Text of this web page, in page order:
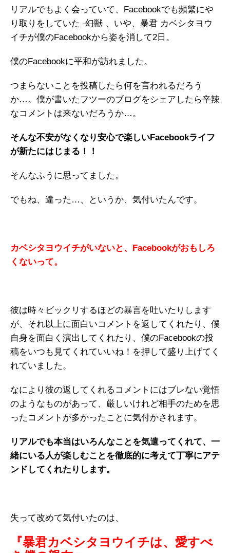
リアルでもよく会っていて、Facebookでも頻繁にや
り取りをしていた 幻獣 、いや、暴君 カベシタヨウ
イチが僕のFacebookから姿を消して2日。
僕のFacebookに平和が訪れました。
つまらないことを投稿したら何を言われるだろう
か…。僕が書いたフツーのブログをシェアしたら辛辣
なコメントは来ないだろうか…。
そんな不安がなくなり安心で楽しいFacebookライフ
が新たにはじまる！！
そんなふうに思ってました。
でもね、違った…、というか、気付いたんです。
カベシタヨウイチがいないと、Facebookがおもしろ
くないって。
彼は時々ビックリするほどの暴言を吐いたりします
が、それ以上に面白いコメントを返してくれたり、僕
自身を面白く演出してくれたり、僕のFacebookの投
稿をいつも見てくれていいね！を押して盛り上げてく
れていました。
なにより彼の返してくれるコメントにはブレない覚悟
のようなものがあって、厳しいけれど相手のためを思
ったコメントが多かったことに気付かされます。
リアルでも本当はいろんなことを気遣ってくれて、一
緒にいる人が楽しむことを徹底的に考えて丁寧にアテ
ンドしてくれたりします。
失って改めて気付いたのは、
『暴君カベシタヨウイチは、愛すべ